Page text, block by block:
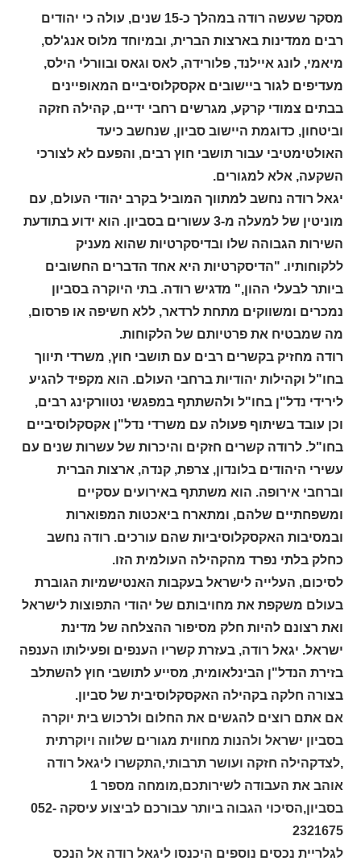
מסקר שעשה רודה במהלך כ-15 שנים, עולה כי יהודים
רבים ממדינות בארצות הברית, ובמיוחד מלוס אנג'לס,
מיאמי, לונג איילנד, פלורידה, לאס וגאס ובוורלי הילס,
מעדיפים לגור ביישובים אקסקלוסיביים המאופיינים
בבתים צמודי קרקע, מגרשים רחבי ידיים, קהילה חזקה
וביטחון, כדוגמת היישוב סביון, שנחשב כיעד
האולטימטיבי עבור תושבי חוץ רבים, והפעם לא לצורכי
השקעה, אלא למגורים.
יגאל רודה נחשב למתווך המוביל בקרב יהודי העולם, עם
מוניטין של למעלה מ-3 עשורים בסביון. הוא ידוע בתודעת
השירות הגבוהה שלו ובדיסקרטיות שהוא מעניק
ללקוחותיו. "הדיסקרטיות היא אחד הדברים החשובים
ביותר לבעלי ההון," מדגיש רודה. בתי היוקרה בסביון
נמכרים ומשווקים מתחת לרדאר, ללא חשיפה או פרסום,
מה שמבטיח את פרטיותם של הלקוחות.
רודה מחזיק בקשרים רבים עם תושבי חוץ, משרדי תיווך
בחו"ל וקהילות יהודיות ברחבי העולם. הוא מקפיד להגיע
לירידי נדל"ן בחו"ל ולהשתתף במפגשי נטוורקינג רבים,
וכן עובד בשיתוף פעולה עם משרדי נדל"ן אקסקלוסיביים
בחו"ל. לרודה קשרים חזקים והיכרות של עשרות שנים עם
עשירי היהודים בלונדון, צרפת, קנדה, ארצות הברית
וברחבי אירופה. הוא משתתף באירועים עסקיים
ומשפחתיים שלהם, ומתארח ביאכטות המפוארות
ובמסיבות האקסקלוסיביות שהם עורכים. רודה נחשב
כחלק בלתי נפרד מהקהילה העולמית הזו.
לסיכום, העלייה לישראל בעקבות האנטישמיות הגוברת
בעולם משקפת את מחויבותם של יהודי התפוצות לישראל
ואת רצונם להיות חלק מסיפור ההצלחה של מדינת
ישראל. יגאל רודה, בעזרת קשריו הענפים ופעילותו הענפה
בזירת הנדל"ן הבינלאומית, מסייע לתושבי חוץ להשתלב
בצורה חלקה בקהילה האקסקלוסיבית של סביון.
אם אתם רוצים להגשים את החלום ולרכוש בית יוקרה
בסביון ישראל ולהנות מחווית מגורים שלווה ויוקרתית
,לצדקהילה חזקה ועושר תרבותי,התקשרו ליגאל רודה
אוהב את העבודה לשירותכם,מומחה מספר 1
בסביון,הסיכוי הגבוה ביותר עבורכם לביצוע עיסקה 052-
2321675
לגלריית נכסים נוספים היכנסו ליגאל רודה אל הנכס